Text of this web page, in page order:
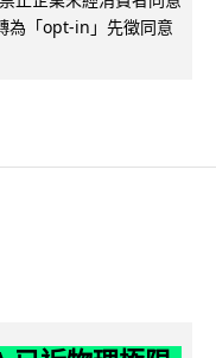
為「opt-in」先徵同意